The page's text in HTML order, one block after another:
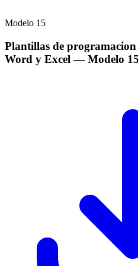
Modelo 15
Plantillas de programacion
Word y Excel — Modelo 15